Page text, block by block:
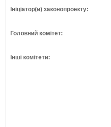
Ініціатор(и) законопроекту:
Головний комітет:
Інші комітети: